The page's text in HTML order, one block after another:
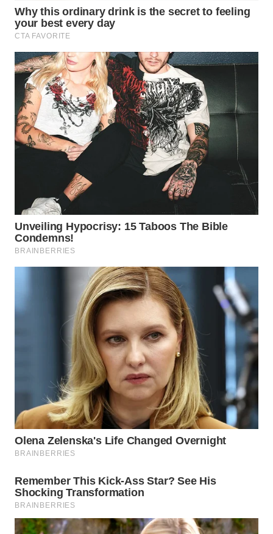
WAHANA
KONSUMEN
WAHANA
LISTRIK
WAHANA
TRAVEL
WAHANANEWS
ID
WAHANANEWS
WAHANA
UMKM
WAHANA
SELEB
PERSONA
WAHANA
OTOMOTIF